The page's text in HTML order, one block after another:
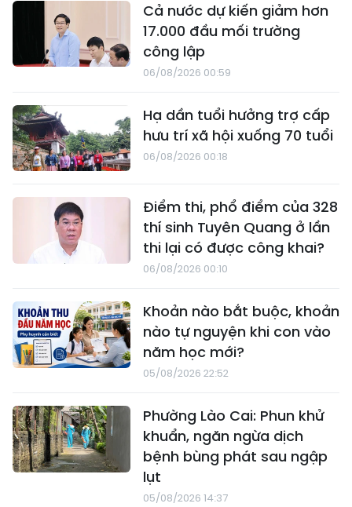
Cả nước dự kiến giảm hơn
17.000 đầu mối trường
công lập
06/08/2026 00:59
Hạ dần tuổi hưởng trợ cấp
hưu trí xã hội xuống 70 tuổi
06/08/2026 00:18
Điểm thi, phổ điểm của 328
thí sinh Tuyên Quang ở lần
thi lại có được công khai?
06/08/2026 00:10
Khoản nào bắt buộc, khoản
nào tự nguyện khi con vào
năm học mới?
05/08/2026 22:52
Phường Lào Cai: Phun khử
khuẩn, ngăn ngừa dịch
bệnh bùng phát sau ngập
lụt
05/08/2026 14:37